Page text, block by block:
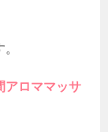
アロママッサ